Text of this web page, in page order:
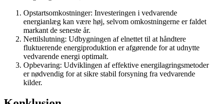
Opstartsomkostninger: Investeringen i vedvarende
energianlæg kan være høj, selvom omkostningerne er faldet
markant de seneste år.
Nettilslutning: Udbygningen af elnettet til at håndtere
fluktuerende energiproduktion er afgørende for at udnytte
vedvarende energi optimalt.
Opbevaring: Udviklingen af effektive energilagringsmetoder
er nødvendig for at sikre stabil forsyning fra vedvarende
kilder.